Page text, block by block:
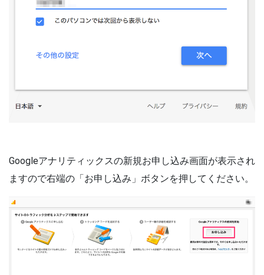
Googleアナリティックスの新規お申し込み画面が表示され
ますので右端の「お申し込み」ボタンを押してください。